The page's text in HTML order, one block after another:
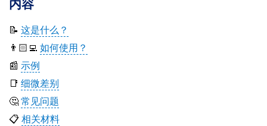
内容
📝 这是什么？
👨🏻‍💻 如何使用？
📰 示例
📑 细微差别
🤔常见问题
📋相关材料